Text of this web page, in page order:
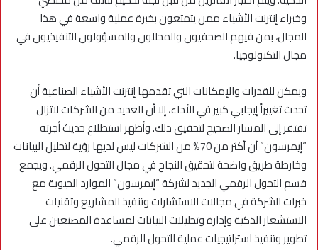
وخبراء إنترنت الأشياء ممن يتمتعون بخبرة عملية واسعة في هذا
المجال، بمن فيهم الصحفيون والمحللون والمسؤولون التنفيذيون في
مجال التكنولوجيا.
ويمكن للقدرات والإمكانات التي تقدمها إنترنت الأشياء الصناعية أن
تحدث تغييراً إيجابي كبير في الأداء، إلا أن العديد من الشركات لاتزال
تفتقر إلى المسار الصحيح لتحقيق ذلك. وأظهر استطلاع حديث أجرته
“إيمرسون” أن أكثر من 70% من الشركات ليس لديها رؤية لتحليل البيانات
وخارطة طريق واضحة لتحقيق النجاح في مجال التحول الرقمي. ويجمع
قسم التحول الرقمي الجديد لشركة “إيمرسون” الموارد الحيوية مع
خبرات الشركة في مجالات الاستشارات وتنفيذ المشاريع وتقنيات
الاستشعار الذكية وإدارة وتحليلات البيانات لمساعدة المصنعين على
تطوير وتنفيذ استراتيجيات عملية للتحول الرقمي.